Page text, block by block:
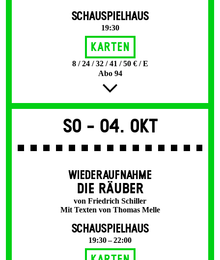
SCHAUSPIELHAUS
19:30
Karten
8 / 24 / 32 / 41 / 50 € / E
Abo 94
So - 04. Okt
WIEDERAUFNAHME
DIE RÄUBER
von Friedrich Schiller
Mit Texten von Thomas Melle
SCHAUSPIELHAUS
19:30 – 22:00